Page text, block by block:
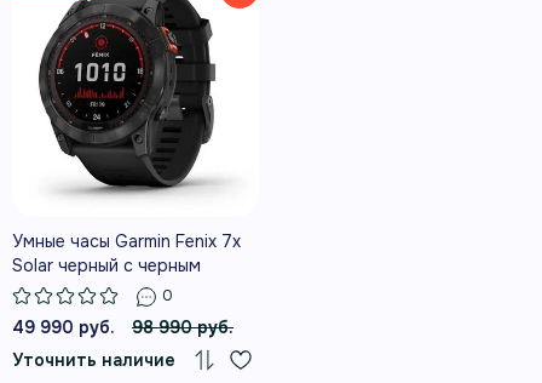
Умные часы Garmin Fenix 7x
Solar черный с черным
силиконовым ремешком
0
49 990 руб.
98 990 руб.
Уточнить наличие